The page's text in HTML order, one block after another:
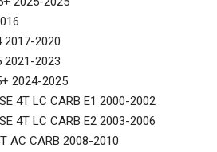
2017-2020
2021-2023
2024-2025
4T LC CARB E1 2000-2002
4T LC CARB E2 2003-2006
AC CARB 2008-2010